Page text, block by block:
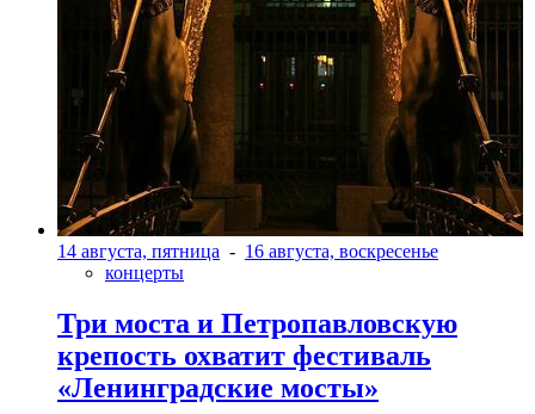
14 августа, пятница - 16 августа, воскресенье
концерты
Три моста и Петропавловскую
крепость охватит фестиваль
«Ленинградские мосты»